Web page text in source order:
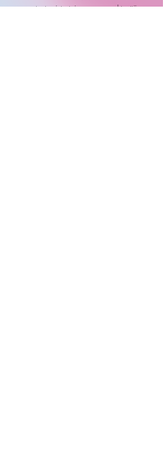
rentoutumista tai parempaa yhteyttä